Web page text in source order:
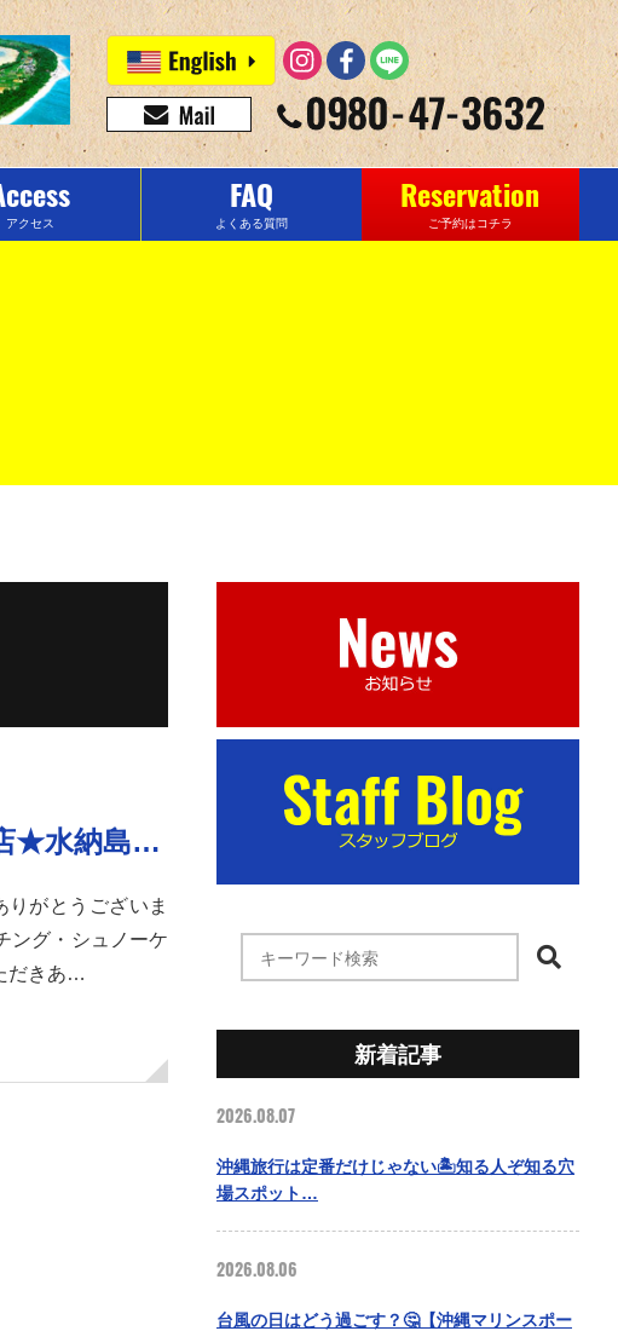
アクセス
FAQ
よくある質問
Reservation
ご予約はコチラ
★水納島…
がとうございま
ング・シュノーケ
だきあ…
新着記事
2026.08.07
沖縄旅行は定番だけじゃない🏝️知る人ぞ知る穴
場スポット…
2026.08.06
台風の日はどう過ごす？🤔【沖縄マリンスポー